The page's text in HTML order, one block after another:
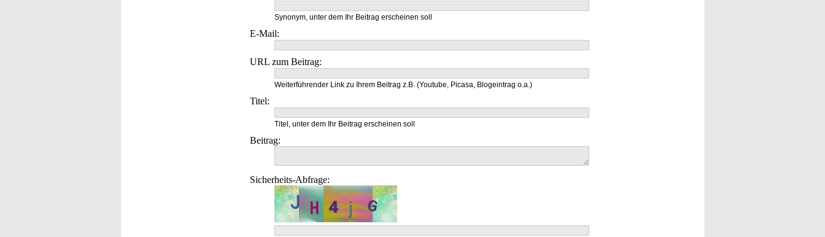
Synonym, unter dem Ihr Beitrag erscheinen soll
E-Mail:
URL zum Beitrag:
Weiterführender Link zu Ihrem Beitrag z.B. (Youtube, Picasa, Blogeintrag o.a.)
Titel:
Titel, unter dem Ihr Beitrag erscheinen soll
Beitrag:
Sicherheits-Abfrage: